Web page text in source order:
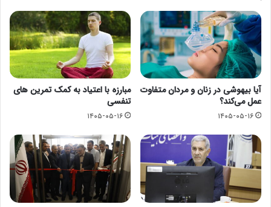
آیا بیهوشی در زنان و مردان متفاوت
عمل می‌کند؟
۱۴۰۵-۰۵-۱۶
مبارزه با اعتیاد به کمک تمرین های
تنفسی
۱۴۰۵-۰۵-۱۶